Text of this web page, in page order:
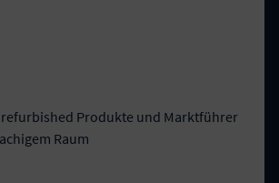
Produkte und Marktführer
Raum